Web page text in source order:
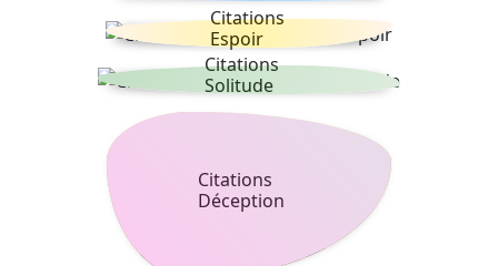
Citations
Espoir
Citations
Solitude
Citations
Déception